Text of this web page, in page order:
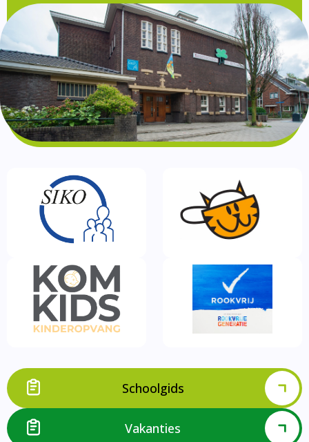
Schoolgids
Gezonde school
Kinderopvang
BSO
Routebeschrijving
Privacy
Schoolgids
Vakanties